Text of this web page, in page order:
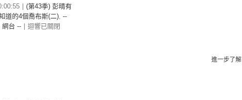
(第43季) 彭晴有
道的4個喬布斯(二), --
網台 -- 迴響已關閉
進一步了解